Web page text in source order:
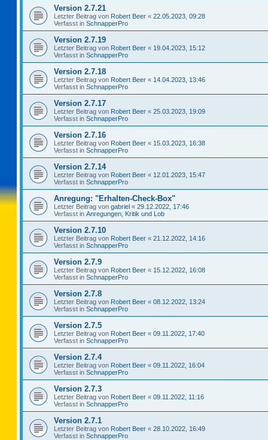
Version 2.7.21
Letzter Beitrag von Robert Beer « 22.05.2023, 09:28
Verfasst in SchnapperPro
Version 2.7.19
Letzter Beitrag von Robert Beer « 19.04.2023, 15:12
Verfasst in SchnapperPro
Version 2.7.18
Letzter Beitrag von Robert Beer « 14.04.2023, 13:46
Verfasst in SchnapperPro
Version 2.7.17
Letzter Beitrag von Robert Beer « 25.03.2023, 19:09
Verfasst in SchnapperPro
Version 2.7.16
Letzter Beitrag von Robert Beer « 15.03.2023, 16:38
Verfasst in SchnapperPro
Version 2.7.14
Letzter Beitrag von Robert Beer « 12.01.2023, 15:47
Verfasst in SchnapperPro
Anregung: "Erhalten-Check-Box"
Letzter Beitrag von gabriel « 29.12.2022, 17:46
Verfasst in Anregungen, Kritik und Lob
Version 2.7.10
Letzter Beitrag von Robert Beer « 21.12.2022, 14:16
Verfasst in SchnapperPro
Version 2.7.9
Letzter Beitrag von Robert Beer « 15.12.2022, 16:08
Verfasst in SchnapperPro
Version 2.7.8
Letzter Beitrag von Robert Beer « 08.12.2022, 13:24
Verfasst in SchnapperPro
Version 2.7.5
Letzter Beitrag von Robert Beer « 09.11.2022, 17:40
Verfasst in SchnapperPro
Version 2.7.4
Letzter Beitrag von Robert Beer « 09.11.2022, 16:04
Verfasst in SchnapperPro
Version 2.7.3
Letzter Beitrag von Robert Beer « 09.11.2022, 11:16
Verfasst in SchnapperPro
Version 2.7.1
Letzter Beitrag von Robert Beer « 28.10.2022, 16:49
Verfasst in SchnapperPro